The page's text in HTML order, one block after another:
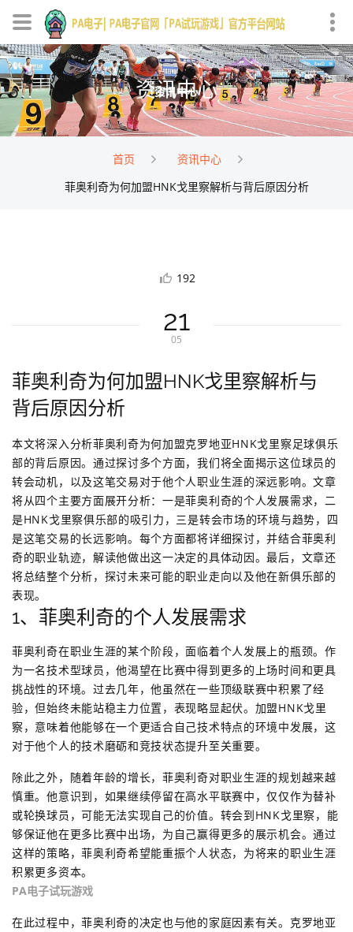
资讯中心
首页
资讯中心
菲奥利奇为何加盟HNK戈里察解析与背后原因分析
192
21
05
菲奥利奇为何加盟HNK戈里察解析与
背后原因分析
本文将深入分析菲奥利奇为何加盟克罗地亚HNK戈里察足球俱乐
部的背后原因。通过探讨多个方面，我们将全面揭示这位球员的
转会动机，以及这笔交易对于他个人职业生涯的深远影响。文章
将从四个主要方面展开分析：一是菲奥利奇的个人发展需求，二
是HNK戈里察俱乐部的吸引力，三是转会市场的环境与趋势，四
是这笔交易的长远影响。每个方面都将详细探讨，并结合菲奥利
奇的职业轨迹，解读他做出这一决定的具体动因。最后，文章还
将总结整个分析，探讨未来可能的职业走向以及他在新俱乐部的
表现。
1、菲奥利奇的个人发展需求
菲奥利奇在职业生涯的某个阶段，面临着个人发展上的瓶颈。作
为一名技术型球员，他渴望在比赛中得到更多的上场时间和更具
挑战性的环境。过去几年，他虽然在一些顶级联赛中积累了经
验，但始终未能站稳主力位置，表现略显起伏。加盟HNK戈里
察，意味着他能够在一个更适合自己技术特点的环境中发展，这
对于他个人的技术磨砺和竞技状态提升至关重要。
除此之外，随着年龄的增长，菲奥利奇对职业生涯的规划越来越
慎重。他意识到，如果继续停留在高水平联赛中，仅仅作为替补
或轮换球员，可能无法实现自己的价值。转会到HNK戈里察，能
够保证他在更多比赛中出场，为自己赢得更多的展示机会。通过
这样的策略，菲奥利奇希望能重振个人状态，为将来的职业生涯
积累更多资本。
PA电子试玩游戏
在此过程中，菲奥利奇的决定也与他的家庭因素有关。克罗地亚